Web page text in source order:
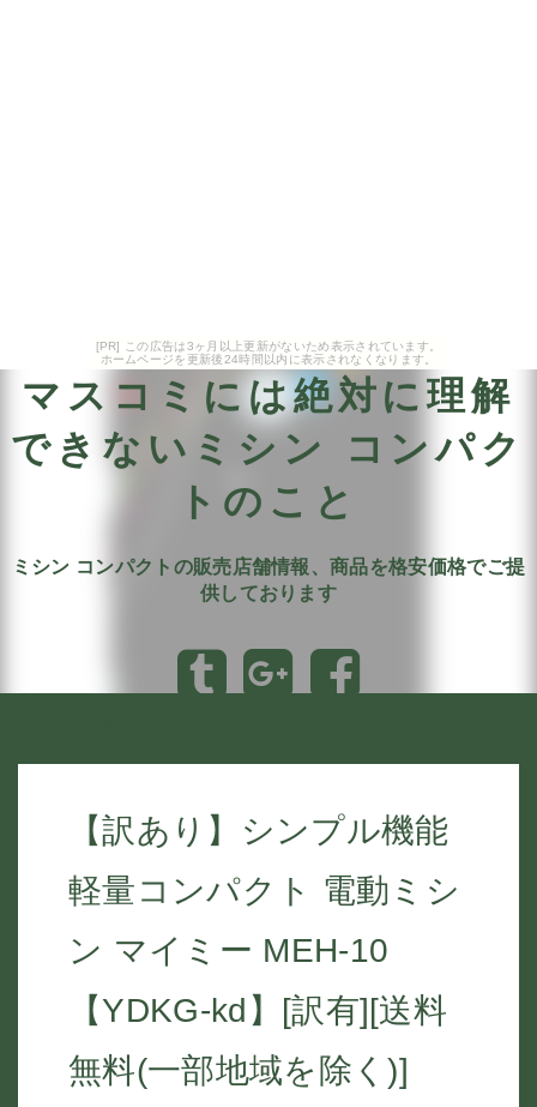
[PR] この広告は3ヶ月以上更新がないため表示されています。
ホームページを更新後24時間以内に表示されなくなります。
マスコミには絶対に理解
できないミシン コンパク
トのこと
ミシン コンパクトの販売店舗情報、商品を格安価格でご提
供しております
【訳あり】シンプル機能
軽量コンパクト 電動ミシ
ン マイミー MEH-10
【YDKG-kd】[訳有][送料
無料(一部地域を除く)]